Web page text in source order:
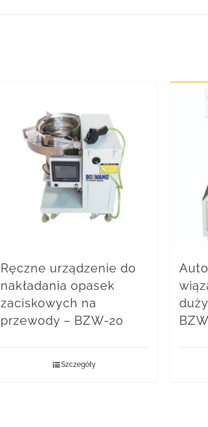
Ręczne urządzenie do
nakładania opasek
zaciskowych na
przewody – BZW-20
Szczegóły